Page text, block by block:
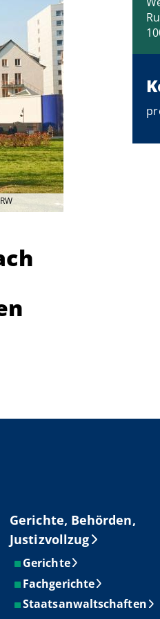
Gerichte, Behörden,
Justizvollzug
Gerichte
Fachgerichte
Staatsanwaltschaften